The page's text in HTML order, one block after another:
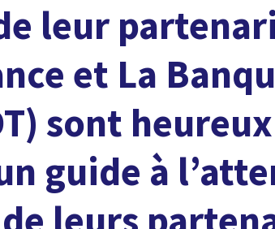
leur
et La
sont
guide à